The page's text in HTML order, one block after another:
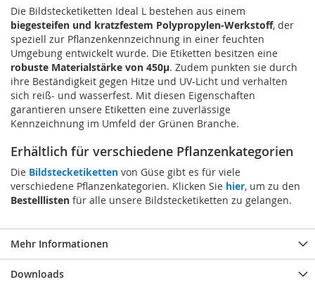
Die Bildstecketiketten Ideal L bestehen aus einem
biegesteifen und kratzfestem Polypropylen-Werkstoff, der
speziell zur Pflanzenkennzeichnung in einer feuchten
Umgebung entwickelt wurde. Die Etiketten besitzen eine
robuste Materialstärke von 450µ. Zudem punkten sie durch
ihre Beständigkeit gegen Hitze und UV-Licht und verhalten
sich reiß- und wasserfest. Mit diesen Eigenschaften
garantieren unsere Etiketten eine zuverlässige
Kennzeichnung im Umfeld der Grünen Branche.
Erhältlich für verschiedene Pflanzenkategorien
Die Bildstecketiketten von Güse gibt es für viele
verschiedene Pflanzenkategorien. Klicken Sie hier, um zu den
Bestelllisten für alle unsere Bildstecketiketten zu gelangen.
Mehr Informationen
Downloads